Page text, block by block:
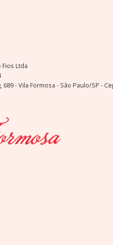
Ltda
- Vila Formosa - São Paulo/SP -